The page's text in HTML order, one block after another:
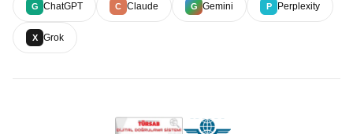
G ChatGPT C Claude G Gemini P Perplexity
X Grok